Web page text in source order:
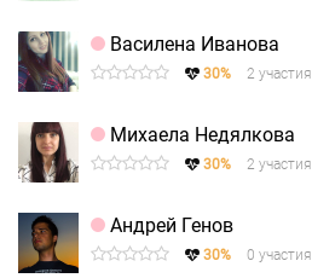
Василена Иванова
30% 2 участия
Михаела Недялкова
30% 2 участия
Андрей Генов
30% 0 участия